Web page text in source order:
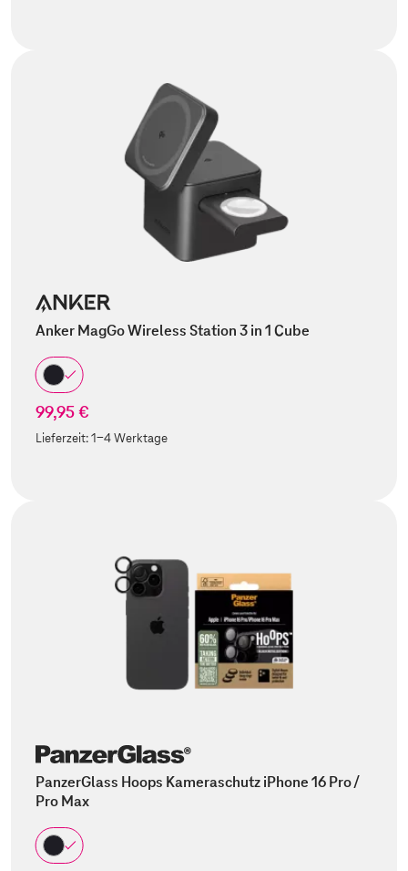
Anker MagGo Wireless Station 3 in 1 Cube
99,95 €
Lieferzeit:1-4 Werktage
PanzerGlass Hoops Kameraschutz iPhone 16 Pro /
Pro Max